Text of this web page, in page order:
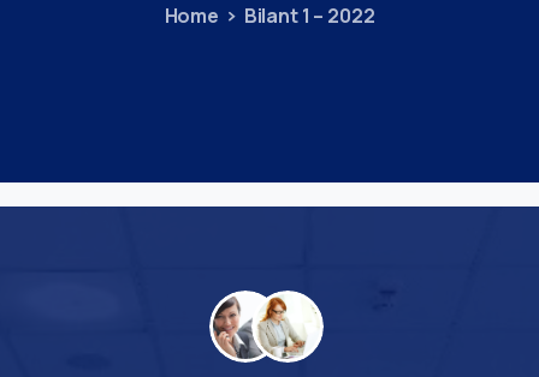
Home Bilant 1 – 2022